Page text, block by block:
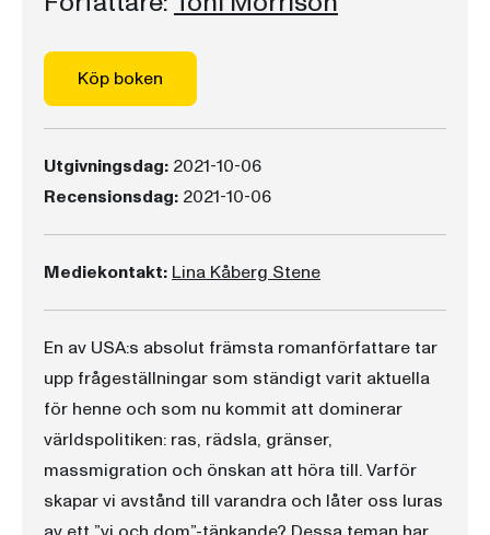
Köp boken
Utgivningsdag: 2021-10-06
Recensionsdag: 2021-10-06
Mediekontakt: Lina Kåberg Stene
En av USA:s absolut främsta romanförfattare tar
upp frågeställningar som ständigt varit aktuella
för henne och som nu kommit att dominerar
världspolitiken: ras, rädsla, gränser,
massmigration och önskan att höra till. Varför
skapar vi avstånd till varandra och låter oss luras